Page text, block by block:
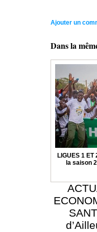
Ajouter un
Dans la
LIGUES 1
la saison